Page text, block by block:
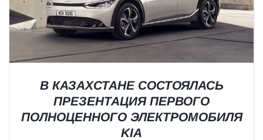
В КАЗАХСТАНЕ СОСТОЯЛАСЬ
ПРЕЗЕНТАЦИЯ ПЕРВОГО
ПОЛНОЦЕННОГО ЭЛЕКТРОМОБИЛЯ
KIA